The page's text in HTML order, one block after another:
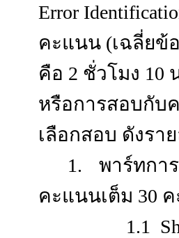
Error
คะแนน (เฉลี่ยข้
คือ 2 ชั่วโมง 10
หรือการสอบกับ
เลือกสอบ ดังรา
1.
พาร์ทกา
คะแนนเต็ม 30
1.1 Short